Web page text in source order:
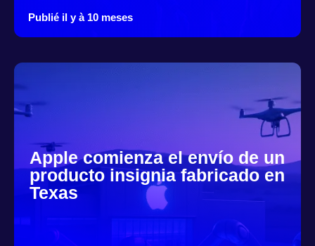
Publié il y à 10 meses
Apple comienza el envío de un
producto insignia fabricado en
Texas